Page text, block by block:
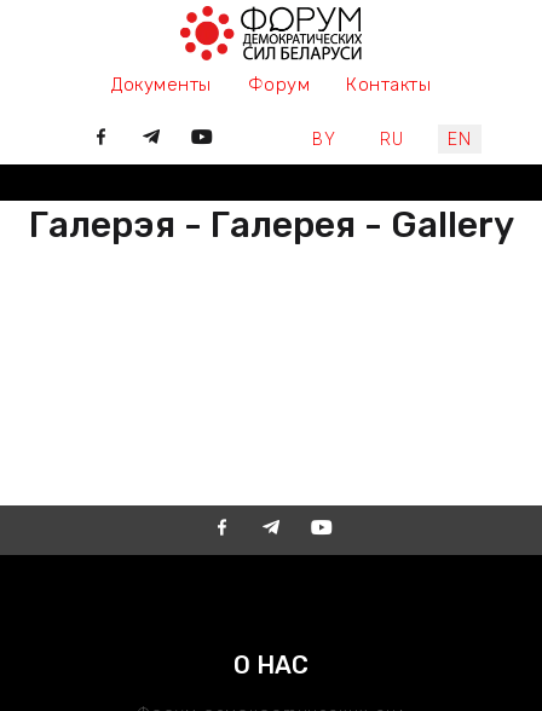
Документы Форум Контакты
Select your language
BY RU EN
Галерэя - Галерея - Gallery
О НАС